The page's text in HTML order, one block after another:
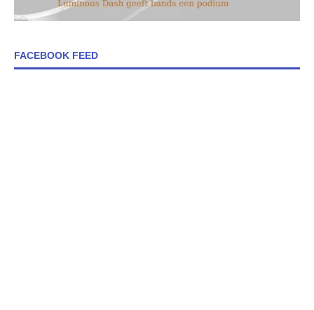
FACEBOOK FEED